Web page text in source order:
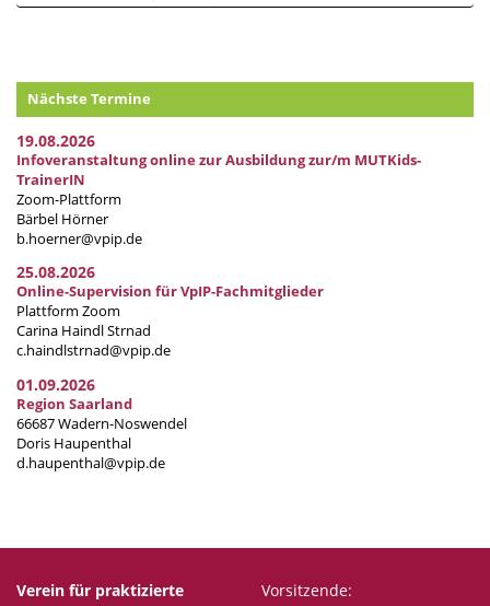
Nächste Termine
19.08.2026
Infoveranstaltung online zur Ausbildung zur/m MUTKids-
TrainerIN
Zoom-Plattform
Bärbel Hörner
b.hoerner@vpip.de
25.08.2026
Online-Supervision für VpIP-Fachmitglieder
Plattform Zoom
Carina Haindl Strnad
c.haindlstrnad@vpip.de
01.09.2026
Region Saarland
66687 Wadern-Noswendel
Doris Haupenthal
d.haupenthal@vpip.de
Verein für praktizierte
Vorsitzende: